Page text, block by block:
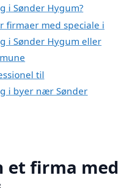
i Sønder Hygum?
firmaer med speciale i
i Sønder Hygum eller
til
i byer nær Sønder
et firma med